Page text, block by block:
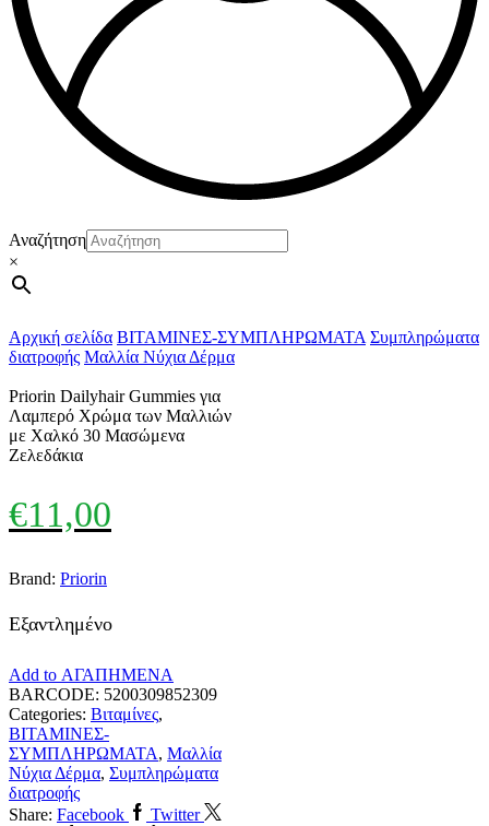
Αναζήτηση
×
Αρχική σελίδα ΒΙΤΑΜΙΝΕΣ-ΣΥΜΠΛΗΡΩΜΑΤΑ Συμπληρώματα
διατροφής Μαλλία Νύχια Δέρμα
Priorin Dailyhair Gummies για
Λαμπερό Χρώμα των Μαλλιών
με Χαλκό 30 Μασώμενα
Ζελεδάκια
€11,00
Brand: Priorin
Εξαντλημένο
Add to ΑΓΑΠΗΜΕΝΑ
BARCODE: 5200309852309
Categories: Βιταμίνες,
ΒΙΤΑΜΙΝΕΣ-
ΣΥΜΠΛΗΡΩΜΑΤΑ, Μαλλία
Νύχια Δέρμα, Συμπληρώματα
διατροφής
Share: Facebook
Twitter